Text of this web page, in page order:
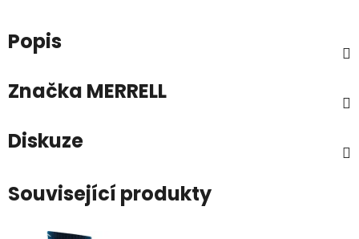
Popis
Značka MERRELL
Diskuze
Související produkty